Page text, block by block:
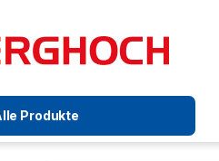
Produkte